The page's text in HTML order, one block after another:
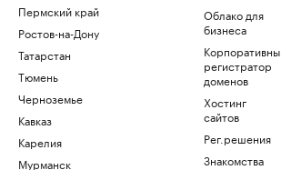
Пермский край
Ростов-на-Дону
Татарстан
Тюмень
Черноземье
Кавказ
Карелия
Мурманск
Облако для
бизнеса
регистратор
доменов
Хостинг
сайтов
Рег.решения
Знакомства